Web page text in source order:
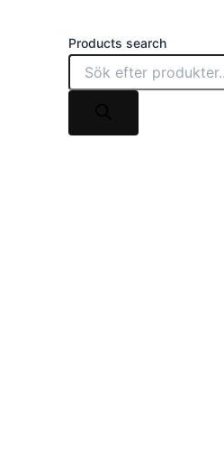
Products search